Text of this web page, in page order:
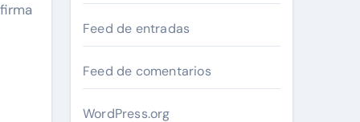
Feed de entradas
Feed de comentarios
WordPress.org